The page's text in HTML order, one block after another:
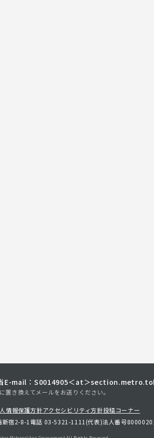
E-mail：S0014905＜at＞
置き換えてメールをお送りください。
情報保護方針アクセシビリティ方針投稿コーナー
宿2-8-1 電話 03-5321-1111(代表)法人番号